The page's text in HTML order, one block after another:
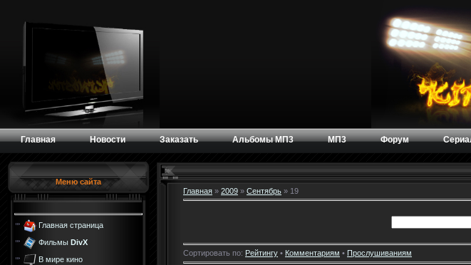
Главная Новости Заказать Альбомы МП3 МП3 Форум
Меню сайта
Главная страница
Фильмы DivX
В мире кино
Главная » 2009 » Сентябрь » 19
Сортировать по: Рейтингу • Комментариям • Прослушиваниям